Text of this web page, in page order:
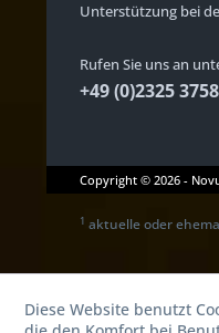
Unterstützung bei
Rufen Sie uns an
+49 (0)2325
Copyright © 2026 -
1 aktuelle oder
Diese Website benutzt